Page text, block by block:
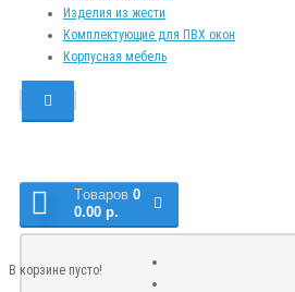
Изделия из жести
Комплектующие для ПВХ окон
Корпусная мебель
Tоваров 0
0.00 р.
В корзине пусто!